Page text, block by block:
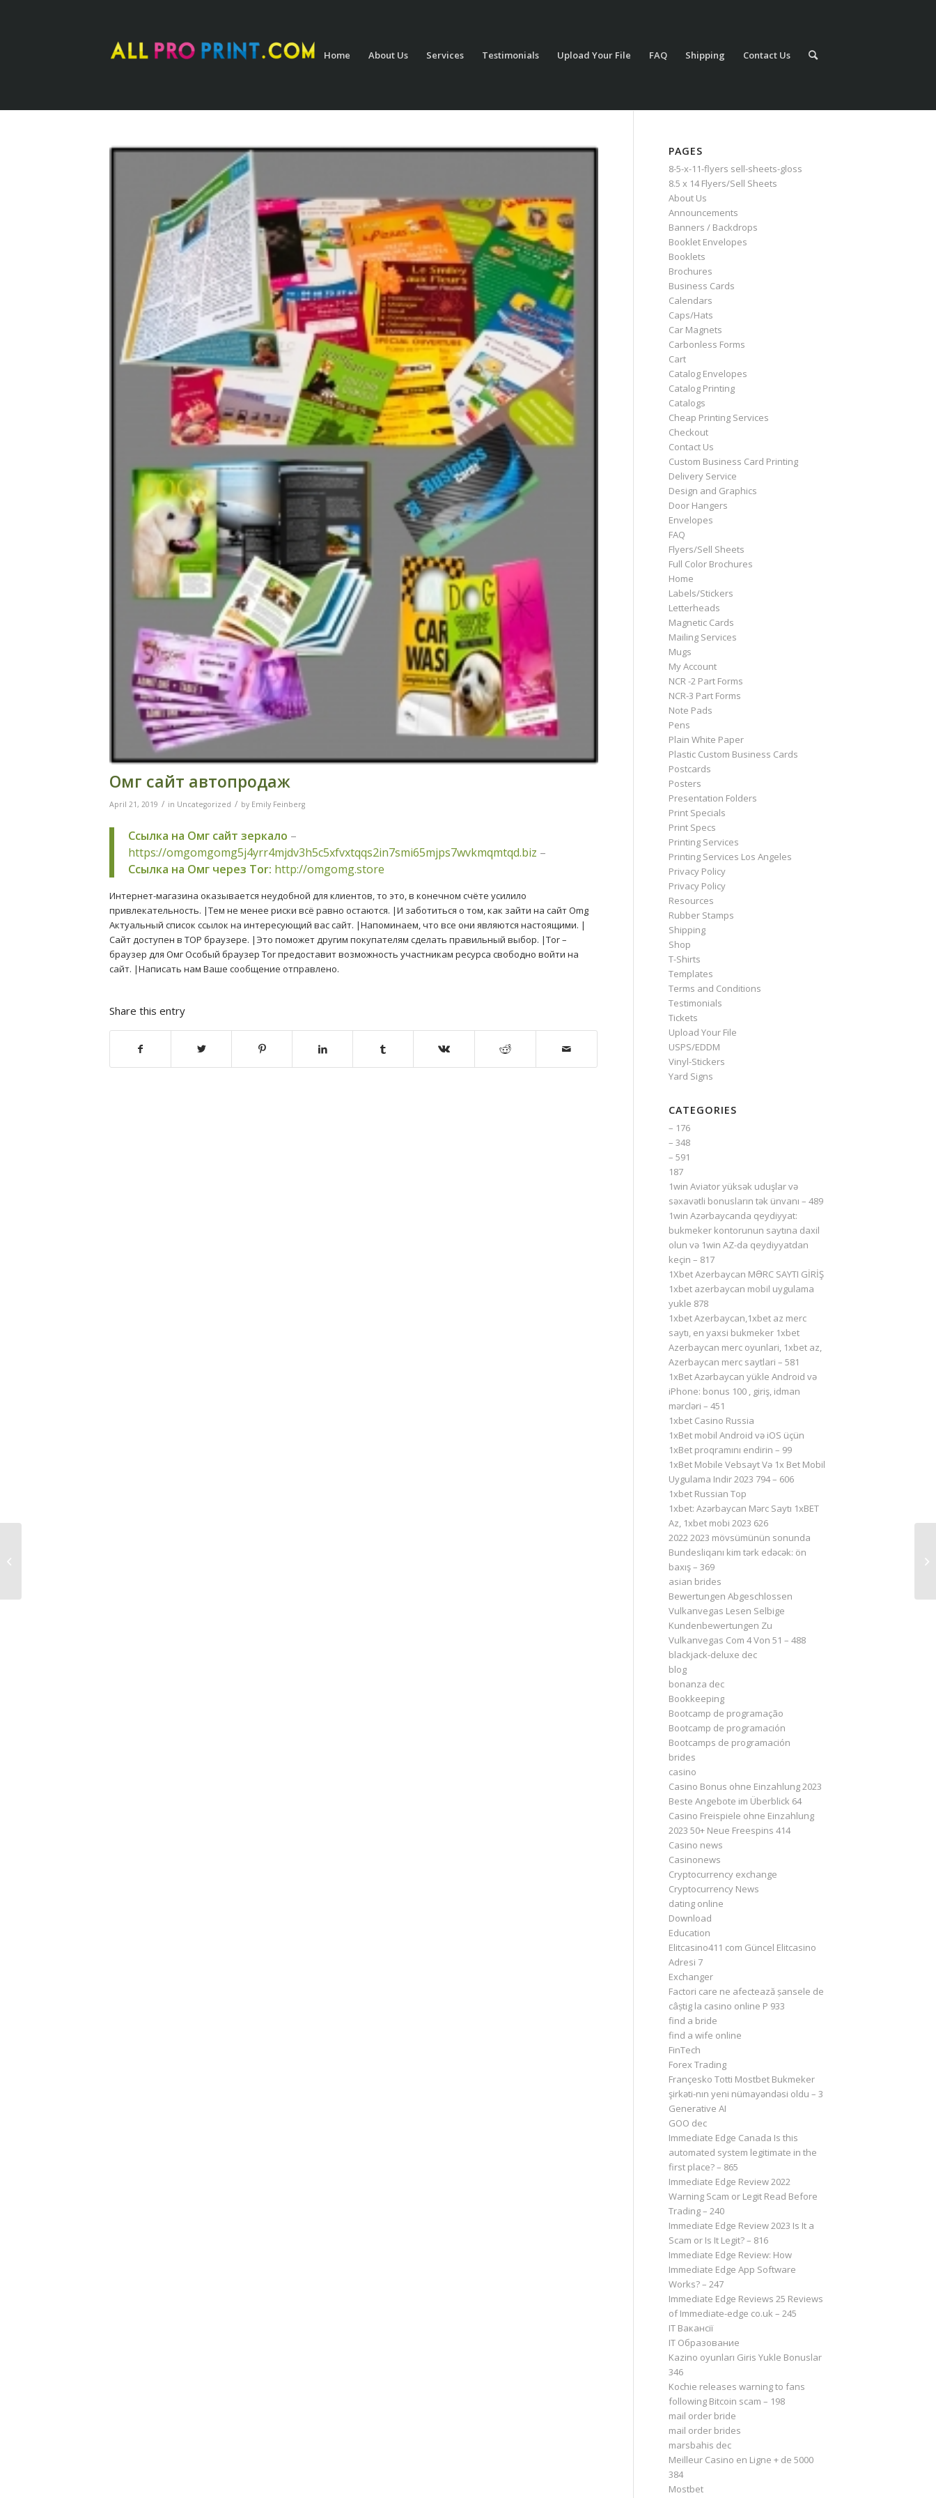
Home About Us Services Testimonials Upload Your File FAQ Shipping Contact Us
Омг сайт автопродаж
April 21, 2019 / in Uncategorized / by Emily Feinberg
Ссылка на Омг сайт зеркало –
https://omgomgomg5j4yrr4mjdv3h5c5xfvxtqqs2in7smi65mjps7wvkmqmtqd.biz –
Ссылка на Омг через Tor: http://omgomg.store
Интернет-магазина оказывается неудобной для клиентов, то это, в конечном счёте усилило
привлекательность. |Тем не менее риски всё равно остаются. |И заботиться о том, как зайти на сайт Omg
Актуальный список ссылок на интересующий вас сайт. |Напоминаем, что все они являются настоящими. |
Сайт доступен в ТОР браузере. |Это поможет другим покупателям сделать правильный выбор. |Tor –
браузер для Омг Особый браузер Tor предоставит возможность участникам ресурса свободно войти на
сайт. |Написать нам Ваше сообщение отправлено.
Share this entry
PAGES
8-5-x-11-flyers sell-sheets-gloss
8.5 x 14 Flyers/Sell Sheets
About Us
Announcements
Banners / Backdrops
Booklet Envelopes
Booklets
Brochures
Business Cards
Calendars
Caps/Hats
Car Magnets
Carbonless Forms
Cart
Catalog Envelopes
Catalog Printing
Catalogs
Cheap Printing Services
Checkout
Contact Us
Custom Business Card Printing
Delivery Service
Design and Graphics
Door Hangers
Envelopes
FAQ
Flyers/Sell Sheets
Full Color Brochures
Home
Labels/Stickers
Letterheads
Magnetic Cards
Mailing Services
Mugs
My Account
NCR -2 Part Forms
NCR-3 Part Forms
Note Pads
Pens
Plain White Paper
Plastic Custom Business Cards
Postcards
Posters
Presentation Folders
Print Specials
Print Specs
Printing Services
Printing Services Los Angeles
Privacy Policy
Privacy Policy
Resources
Rubber Stamps
Shipping
Shop
T-Shirts
Templates
Terms and Conditions
Testimonials
Tickets
Upload Your File
USPS/EDDM
Vinyl-Stickers
Yard Signs
CATEGORIES
– 176
– 348
– 591
187
1win Aviator yüksək uduşlar və
səxavətli bonusların tək ünvanı – 489
1win Azərbaycanda qeydiyyat:
bukmeker kontorunun saytına daxil
olun və 1win AZ-da qeydiyyatdan
keçin – 817
1Xbet Azerbaycan MƏRC SAYTI GİRİŞ
1xbet azerbaycan mobil uygulama
yukle 878
1xbet Azerbaycan,1xbet az merc
saytı, en yaxsi bukmeker 1xbet
Azerbaycan merc oyunlari, 1xbet az,
Azerbaycan merc saytlari – 581
1xBet Azərbaycan yükle Android və
iPhone: bonus 100 , giriş, idman
mərcləri – 451
1xbet Casino Russia
1xBet mobil Android və iOS üçün
1xBet proqramını endirin – 99
1xBet Mobile Vebsayt Və 1x Bet Mobil
Uygulama Indir 2023 794 – 606
1xbet Russian Top
1xbet: Azərbaycan Mərc Saytı 1xBET
Az, 1xbet mobi 2023 626
2022 2023 mövsümünün sonunda
Bundesliqanı kim tərk edəcək: ön
baxış – 369
asian brides
Bewertungen Abgeschlossen
Vulkanvegas Lesen Selbige
Kundenbewertungen Zu
Vulkanvegas Com 4 Von 51 – 488
blackjack-deluxe dec
blog
bonanza dec
Bookkeeping
Bootcamp de programação
Bootcamp de programación
Bootcamps de programación
brides
casino
Casino Bonus ohne Einzahlung 2023 ️
Beste Angebote im Überblick 64
Casino Freispiele ohne Einzahlung
2023 50+ Neue Freespins 414
Casino news
Casinonews
Cryptocurrency exchange
Cryptocurrency News
dating online
Download
Education
Elitcasino411 com Güncel Elitcasino
Adresi 7
Exchanger
Factori care ne afectează șansele de
câștig la casino online P 933
find a bride
find a wife online
FinTech
Forex Trading
Françesko Totti Mostbet Bukmeker
şirkəti-nın yeni nümayəndəsi oldu – 3
Generative AI
GOO dec
Immediate Edge Canada Is this
automated system legitimate in the
first place? – 865
Immediate Edge Review 2022
Warning Scam or Legit Read Before
Trading – 240
Immediate Edge Review 2023 Is It a
Scam or Is It Legit? – 816
Immediate Edge Review: How
Immediate Edge App Software
Works? – 247
Immediate Edge Reviews 25 Reviews
of Immediate-edge co.uk – 245
IT Вакансії
IT Образование
Kazino oyunları Giris Yukle Bonuslar
346
Kochie releases warning to fans
following Bitcoin scam – 198
mail order bride
mail order brides
marsbahis dec
Meilleur Casino en Ligne + de 5000
384
Mostbet